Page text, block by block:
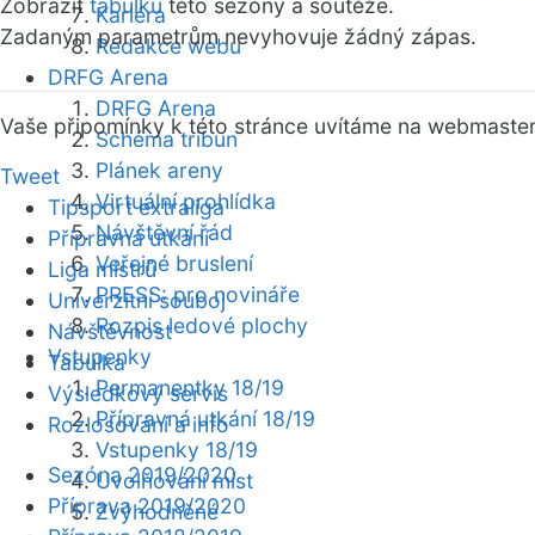
Kariéra
Redakce webu
DRFG Arena
DRFG Arena
Schéma tribun
Plánek areny
Virtuální prohlídka
Návštěvní řád
Veřejné bruslení
PRESS: pro novináře
Rozpis ledové plochy
Vstupenky
Permanentky 18/19
Přípravná utkání 18/19
Vstupenky 18/19
Uvolňování míst
Zvýhodněné
Zobrazit tabulku této sezóny a soutěže.
Zadaným parametrům nevyhovuje žádný zápas.
Vaše připomínky k této stránce uvítáme na webmaster
Tweet
Tipsport extraliga
Přípravná utkání
Liga mistrů
Univerzitní souboj
Návštěvnost
Tabulka
Výsledkový servis
Rozlosování a info
Sezóna 2019/2020
Příprava 2019/2020